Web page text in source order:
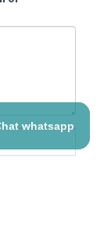
whatsapp